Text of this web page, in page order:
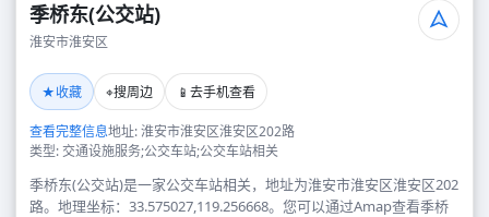
季桥东(公交站)
淮安市淮安区
★收藏 ⌖搜周边 📱 去手机查看
查看完整信息地址: 淮安市淮安区淮安区202路
类型: 交通设施服务;公交车站;公交车站相关
季桥东(公交站)是一家公交车站相关，地址为淮安市淮安区淮安区202
路。地理坐标：33.575027,119.256668。您可以通过Amap查看季桥